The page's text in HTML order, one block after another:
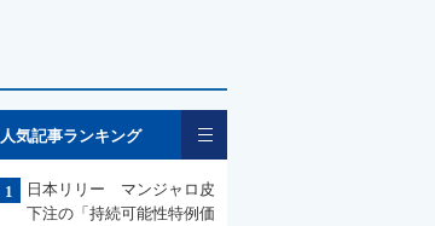
人気記事ランキング
1
日本リリー マンジャロ皮
下注の「持続可能性特例価